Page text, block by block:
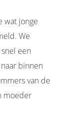
wat jonge
We
een
binnen
van de
moeder